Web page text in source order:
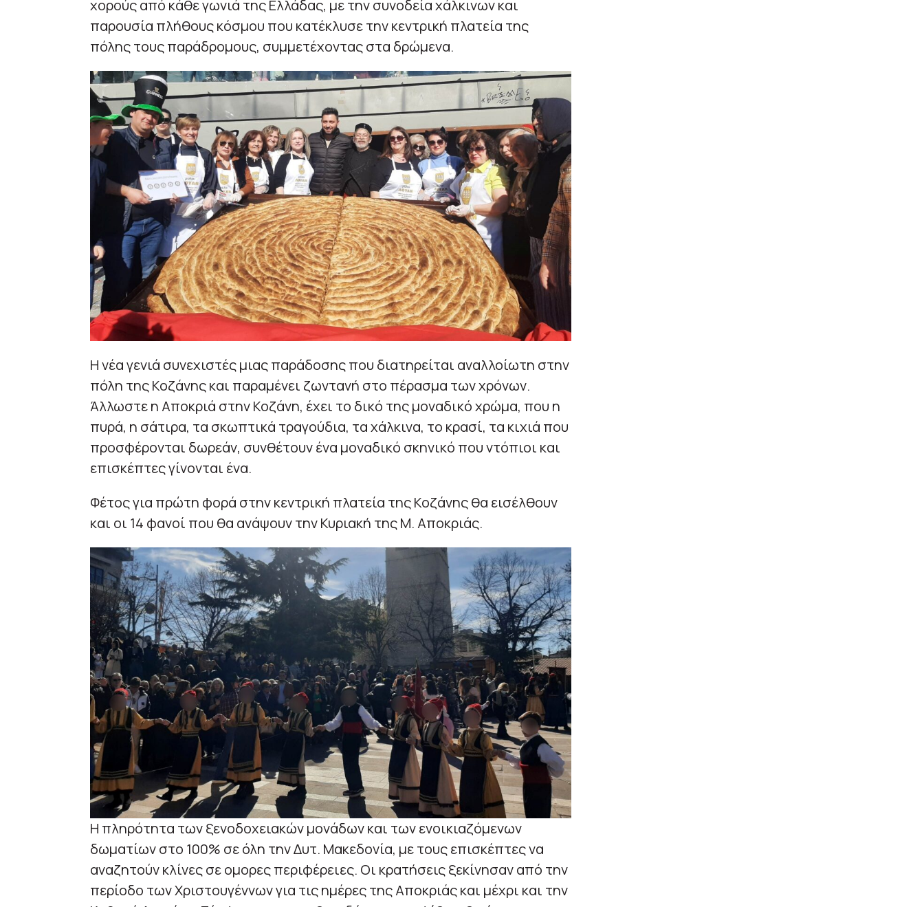
χορούς από κάθε γωνιά της Ελλάδας, με την συνοδεία χάλκινων και
παρουσία πλήθους κόσμου που κατέκλυσε την κεντρική πλατεία της
πόλης τους παράδρομους, συμμετέχοντας στα δρώμενα.
Η νέα γενιά συνεχιστές μιας παράδοσης που διατηρείται αναλλοίωτη στην
πόλη της Κοζάνης και παραμένει ζωντανή στο πέρασμα των χρόνων.
Άλλωστε η Αποκριά στην Κοζάνη, έχει το δικό της μοναδικό χρώμα, που η
πυρά, η σάτιρα, τα σκωπτικά τραγούδια, τα χάλκινα, το κρασί, τα κιχιά που
προσφέρονται δωρεάν, συνθέτουν ένα μοναδικό σκηνικό που ντόπιοι και
επισκέπτες γίνονται ένα.
Φέτος για πρώτη φορά στην κεντρική πλατεία της Κοζάνης θα εισέλθουν
και οι 14 φανοί που θα ανάψουν την Κυριακή της Μ. Αποκριάς.
Η πληρότητα των ξενοδοχειακών μονάδων και των ενοικιαζόμενων
δωματίων στο 100% σε όλη την Δυτ. Μακεδονία, με τους επισκέπτες να
αναζητούν κλίνες σε ομορες περιφέρειες. Οι κρατήσεις ξεκίνησαν από την
περίοδο των Χριστουγέννων για τις ημέρες της Αποκριάς και μέχρι και την